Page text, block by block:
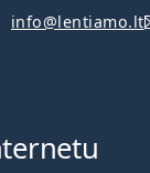
info@lentiamo.lt